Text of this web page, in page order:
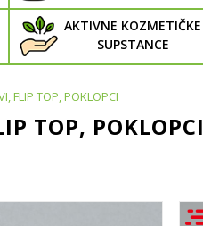
AKTIVNE KOZMETIČKE
SUPSTANCE
FLIP TOP, POKLOPCI
TOP, POKLOPCI